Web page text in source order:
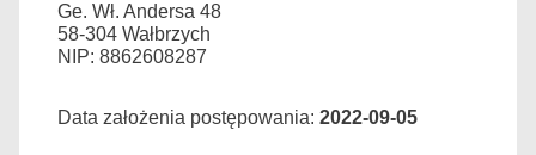
Ge. Wł. Andersa 48
58-304 Wałbrzych
NIP: 8862608287
Data założenia postępowania: 2022-09-05